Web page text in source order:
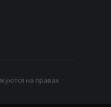
на правах